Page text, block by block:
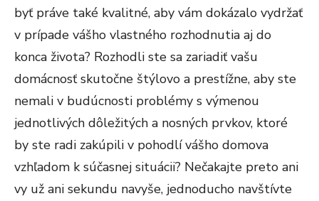
byť práve také kvalitné, aby vám dokázalo vydržať
v prípade vášho vlastného rozhodnutia aj do
konca života? Rozhodli ste sa zariadiť vašu
domácnosť skutočne štýlovo a prestížne, aby ste
nemali v budúcnosti problémy s výmenou
jednotlivých dôležitých a nosných prvkov, ktoré
by ste radi zakúpili v pohodlí vášho domova
vzhľadom k súčasnej situácii? Nečakajte preto ani
vy už ani sekundu navyše, jednoducho navštívte